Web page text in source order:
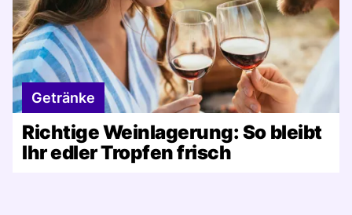
Getränke
Richtige Weinlagerung: So bleibt
Ihr edler Tropfen frisch